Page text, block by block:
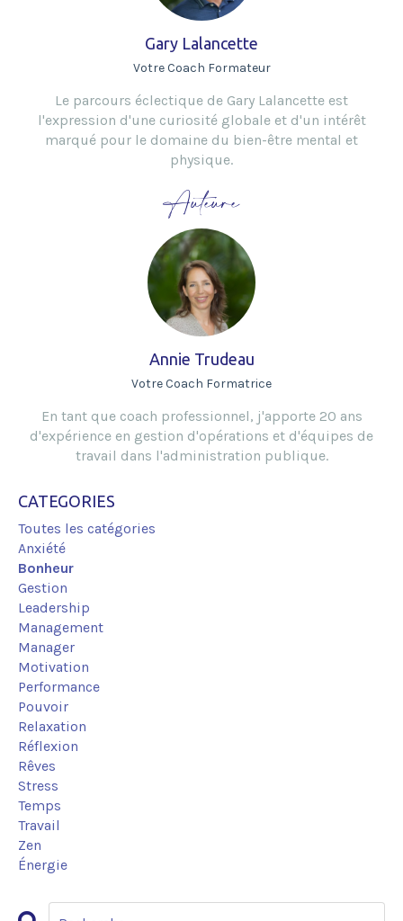
Gary Lalancette
Votre Coach Formateur
Le parcours éclectique de Gary Lalancette est
l'expression d'une curiosité globale et d'un intérêt
marqué pour le domaine du bien-être mental et
physique.
Auteure
Annie Trudeau
Votre Coach Formatrice
En tant que coach professionnel, j'apporte 20 ans
d'expérience en gestion d'opérations et d'équipes de
travail dans l'administration publique.
CATEGORIES
Toutes les catégories
Anxiété
Bonheur
Gestion
Leadership
Management
Manager
Motivation
Performance
Pouvoir
Relaxation
Réflexion
Rêves
Stress
Temps
Travail
Zen
Énergie